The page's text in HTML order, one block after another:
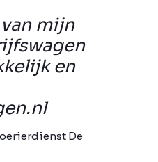
mijn
en
De